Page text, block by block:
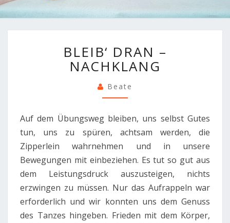
DRAN
–
NACHKLANG
BLEIB‘ DRAN –
NACHKLANG
Beate
Auf dem Übungsweg bleiben, uns selbst Gutes
tun, uns zu spüren, achtsam werden, die
Zipperlein wahrnehmen und in unsere
Bewegungen mit einbeziehen. Es tut so gut aus
dem Leistungsdruck auszusteigen, nichts
erzwingen zu müssen. Nur das Aufrappeln war
erforderlich und wir konnten uns dem Genuss
des Tanzes hingeben. Frieden mit dem Körper,